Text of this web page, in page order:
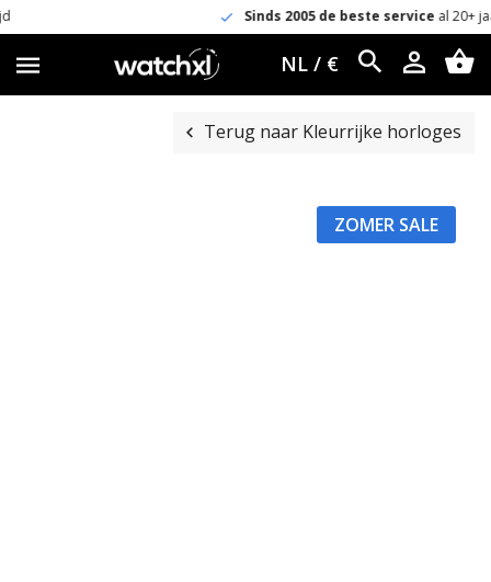
Sinds 2005 de beste serviceal 20+ jaar!
NL / €
Terug naar Kleurrijke horloges
ZOMER SALE